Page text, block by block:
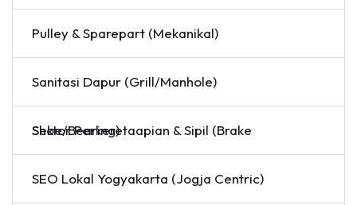
Pulley & Sparepart (Mekanikal)
Sanitasi Dapur (Grill/Manhole)
Sektor Perkeretaapian & Sipil (Brake Shoe/Bearing)
SEO Lokal Yogyakarta (Jogja Centric)